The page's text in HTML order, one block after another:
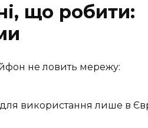
що робити:
не ловить мережу:
використання лише в